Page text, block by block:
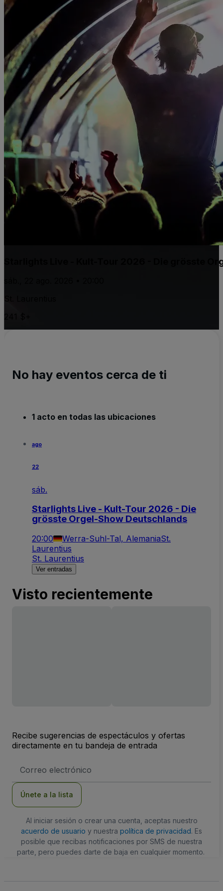
Starlights Live - Kult-Tour 2026 - Die grösste
No hay eventos cerca de ti
1 acto en todas las ubicaciones
ago
22
sáb.
Starlights Live - Kult-Tour 2026 - Die
grösste Orgel-Show Deutschlands
20:00 Werra-Suhl-Tal, AlemaniaSt.
Laurentius
St. Laurentius
Ver entradas
Visto recientemente
Recibe sugerencias de espectáculos y ofertas
directamente en tu bandeja de entrada
de
Únete a la lista
Al iniciar sesión o crear una cuenta, aceptas nuestro
acuerdo de usuario y nuestra política de privacidad. Es
posible que recibas notificaciones por SMS de nuestra
parte, pero puedes darte de baja en cualquier momento.